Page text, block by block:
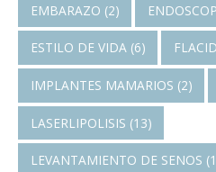
EMBARAZO (2)
ESTILO DE VIDA(6)
IMPLANTES MAMARIOS (2)
LASERLIPOLISIS (13)
LEVANTAMIENTO DE SENOS